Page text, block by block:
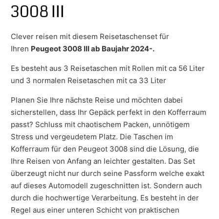
3008 III
Clever reisen mit diesem Reisetaschenset für
Ihren Peugeot 3008 III ab Baujahr 2024-.
Es besteht aus 3 Reisetaschen mit Rollen mit ca 56 Liter
und 3 normalen Reisetaschen mit ca 33 Liter
Planen Sie Ihre nächste Reise und möchten dabei
sicherstellen, dass Ihr Gepäck perfekt in den Kofferraum
passt? Schluss mit chaotischem Packen, unnötigem
Stress und vergeudetem Platz. Die Taschen im
Kofferraum für den Peugeot 3008 sind die Lösung, die
Ihre Reisen von Anfang an leichter gestalten. Das Set
überzeugt nicht nur durch seine Passform welche exakt
auf dieses Automodell zugeschnitten ist. Sondern auch
durch die hochwertige Verarbeitung. Es besteht in der
Regel aus einer unteren Schicht von praktischen